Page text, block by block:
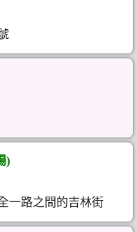
)
一路之間的吉林街